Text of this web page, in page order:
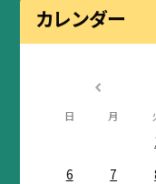
カレンダー
日 月
6
7